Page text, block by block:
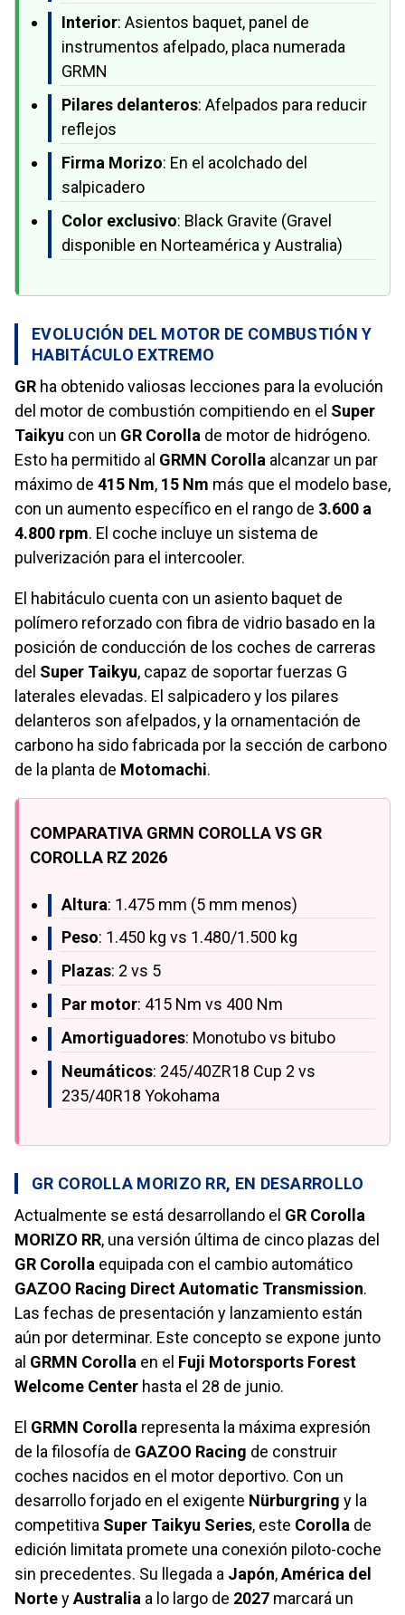
Interior: Asientos baquet, panel de
instrumentos afelpado, placa numerada
GRMN
Pilares delanteros: Afelpados para reducir
reflejos
Firma Morizo: En el acolchado del
salpicadero
Color exclusivo: Black Gravite (Gravel
disponible en Norteamérica y Australia)
EVOLUCIÓN DEL MOTOR DE COMBUSTIÓN Y
HABITÁCULO EXTREMO
GR ha obtenido valiosas lecciones para la evolución
del motor de combustión compitiendo en el Super
Taikyu con un GR Corolla de motor de hidrógeno.
Esto ha permitido al GRMN Corolla alcanzar un par
máximo de 415 Nm, 15 Nm más que el modelo base,
con un aumento específico en el rango de 3.600 a
4.800 rpm. El coche incluye un sistema de
pulverización para el intercooler.
El habitáculo cuenta con un asiento baquet de
polímero reforzado con fibra de vidrio basado en la
posición de conducción de los coches de carreras
del Super Taikyu, capaz de soportar fuerzas G
laterales elevadas. El salpicadero y los pilares
delanteros son afelpados, y la ornamentación de
carbono ha sido fabricada por la sección de carbono
de la planta de Motomachi.
COMPARATIVA GRMN COROLLA VS GR
COROLLA RZ 2026
Altura: 1.475 mm (5 mm menos)
Peso: 1.450 kg vs 1.480/1.500 kg
Plazas: 2 vs 5
Par motor: 415 Nm vs 400 Nm
Amortiguadores: Monotubo vs bitubo
Neumáticos: 245/40ZR18 Cup 2 vs
235/40R18 Yokohama
GR COROLLA MORIZO RR, EN DESARROLLO
Actualmente se está desarrollando el GR Corolla
MORIZO RR, una versión última de cinco plazas del
GR Corolla equipada con el cambio automático
GAZOO Racing Direct Automatic Transmission.
Las fechas de presentación y lanzamiento están
aún por determinar. Este concepto se expone junto
al GRMN Corolla en el Fuji Motorsports Forest
Welcome Center hasta el 28 de junio.
El GRMN Corolla representa la máxima expresión
de la filosofía de GAZOO Racing de construir
coches nacidos en el motor deportivo. Con un
desarrollo forjado en el exigente Nürburgring y la
competitiva Super Taikyu Series, este Corolla de
edición limitata promete una conexión piloto-coche
sin precedentes. Su llegada a Japón,América del
NorteyAustralia a lo largo de 2027 marcará un